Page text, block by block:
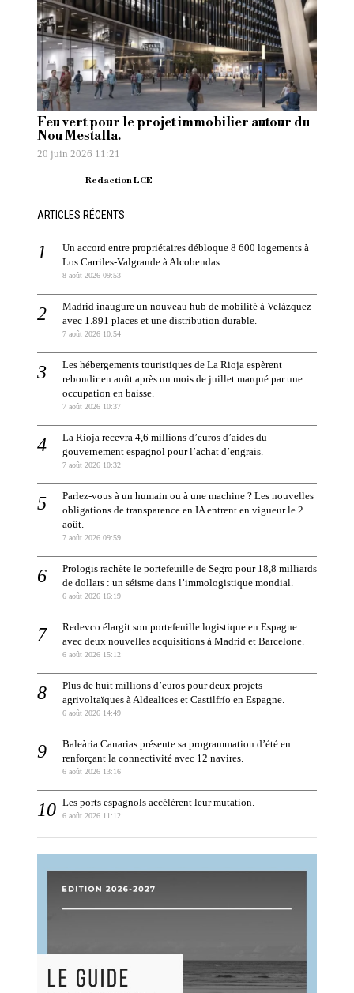
Feu vert pour le projet immobilier autour du
Nou Mestalla.
20 juin 2026 11:21
Redaction LCE
ARTICLES RÉCENTS
Un accord entre propriétaires débloque 8 600 logements à
Los Carriles-Valgrande à Alcobendas.
8 août 2026 09:53
Madrid inaugure un nouveau hub de mobilité à Velázquez
avec 1.891 places et une distribution durable.
7 août 2026 10:54
Les hébergements touristiques de La Rioja espèrent
rebondir en août après un mois de juillet marqué par une
occupation en baisse.
7 août 2026 10:37
La Rioja recevra 4,6 millions d’euros d’aides du
gouvernement espagnol pour l’achat d’engrais.
7 août 2026 10:32
Parlez-vous à un humain ou à une machine ? Les nouvelles
obligations de transparence en IA entrent en vigueur le 2
août.
7 août 2026 09:59
Prologis rachète le portefeuille de Segro pour 18,8 milliards
de dollars : un séisme dans l’immologistique mondial.
6 août 2026 16:19
Redevco élargit son portefeuille logistique en Espagne
avec deux nouvelles acquisitions à Madrid et Barcelone.
6 août 2026 15:12
Plus de huit millions d’euros pour deux projets
agrivoltaïques à Aldealices et Castilfrío en Espagne.
6 août 2026 14:49
Baleària Canarias présente sa programmation d’été en
renforçant la connectivité avec 12 navires.
6 août 2026 13:16
Les ports espagnols accélèrent leur mutation.
6 août 2026 11:12